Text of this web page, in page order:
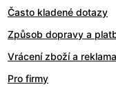
Často kladené dotazy
Způsob dopravy a
Vrácení zboží a
Pro firmy